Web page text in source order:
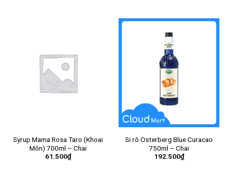
Syrup Mama Rosa Taro (Khoai
Môn) 700ml – Chai
61.500₫
Si rô Osterberg Blue Curacao
750ml – Chai
192.500₫